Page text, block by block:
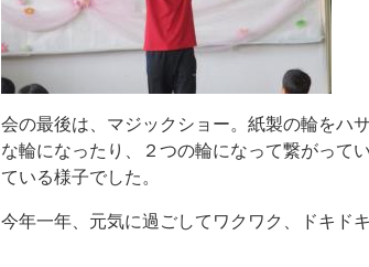
会の最後は、マジックショー。紙製の輪をハ
な輪になったり、２つの輪になって繋がって
ている様子でした。
今年一年、元気に過ごしてワクワク、ドキド